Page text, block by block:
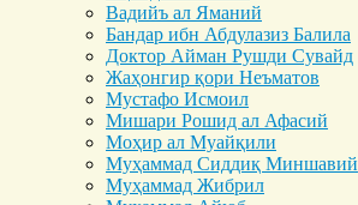
Вадийъ ал Яманий
Бандар ибн Абдулазиз Балила
Доктор Айман Рушди Сувайд
Жаҳонгир қори Неъматов
Мустафо Исмоил
Мишари Рошид ал Афасий
Моҳир ал Муайқили
Муҳаммад Cиддиқ Миншавий
Муҳаммад Жибрил